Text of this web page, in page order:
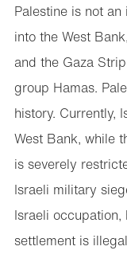
Palestine is not
into the West
and the Gaza
group Hamas.
history. Currently,
West Bank, while
is severely
Israeli military
Israeli
settlement is